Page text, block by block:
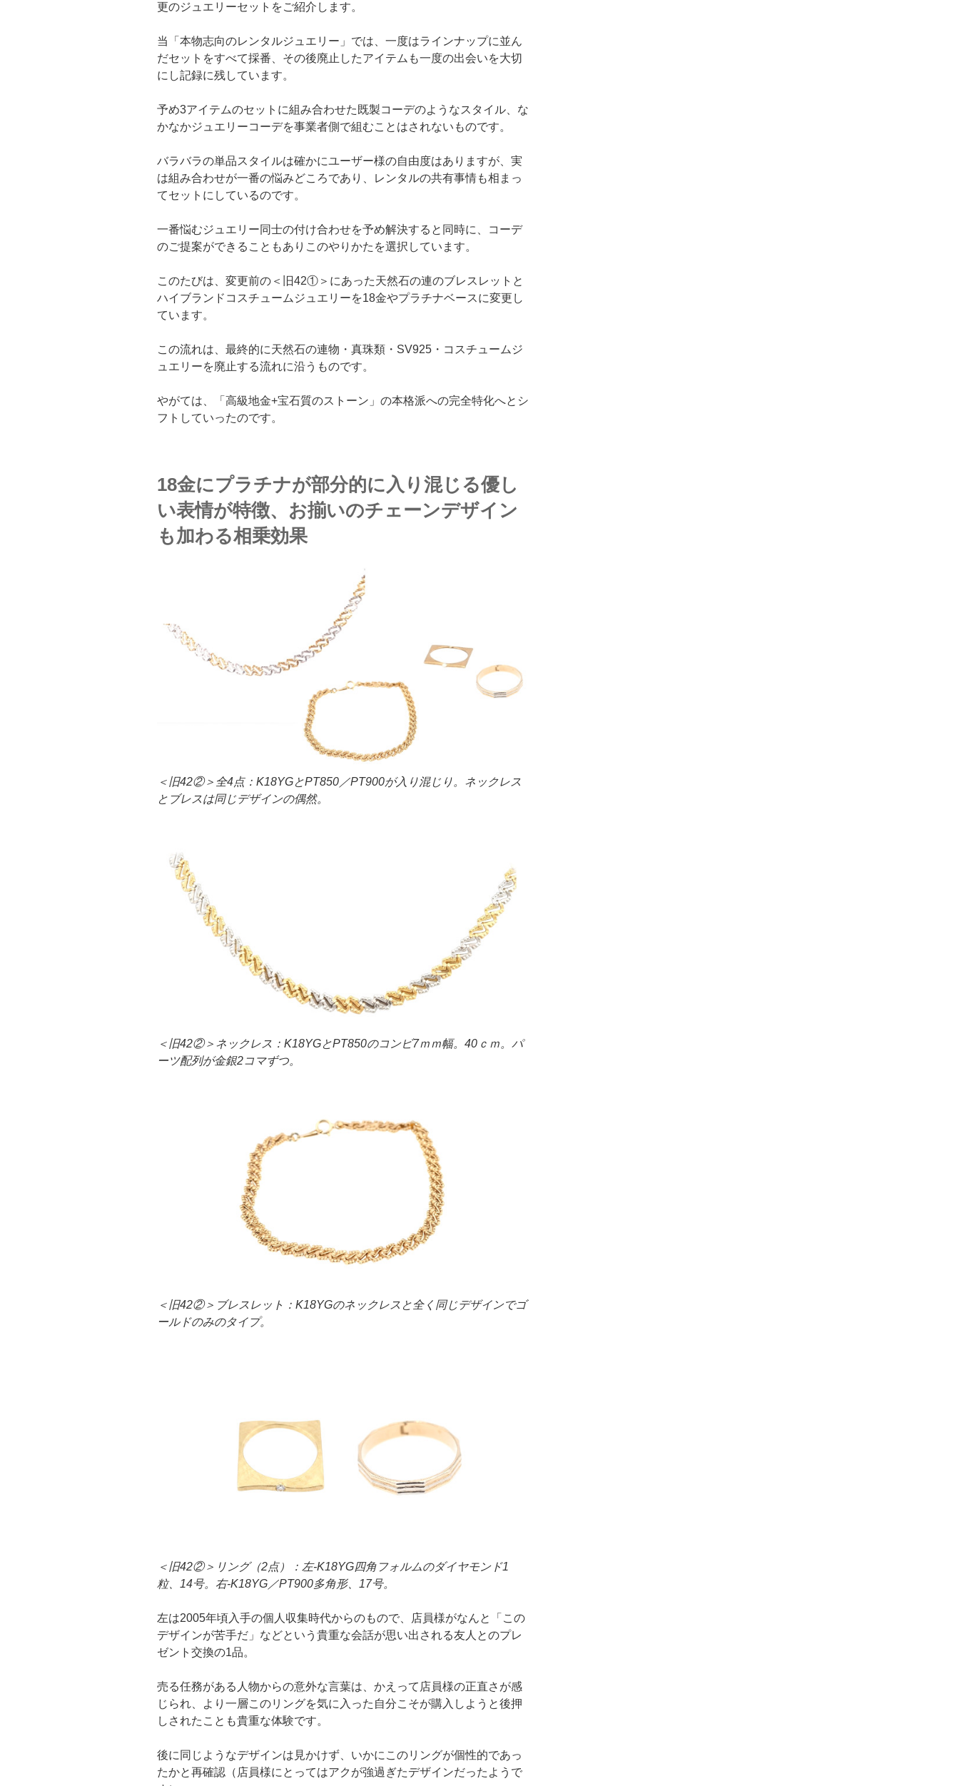
更のジュエリーセットをご紹介します。
当「本物志向のレンタルジュエリー」では、一度はラインナップに並ん
だセットをすべて採番、その後廃止したアイテムも一度の出会いを大切
にし記録に残しています。
予め3アイテムのセットに組み合わせた既製コーデのようなスタイル、な
かなかジュエリーコーデを事業者側で組むことはされないものです。
バラバラの単品スタイルは確かにユーザー様の自由度はありますが、実
は組み合わせが一番の悩みどころであり、レンタルの共有事情も相まっ
てセットにしているのです。
一番悩むジュエリー同士の付け合わせを予め解決すると同時に、コーデ
のご提案ができることもありこのやりかたを選択しています。
このたびは、変更前の＜旧42①＞にあった天然石の連のブレスレットと
ハイブランドコスチュームジュエリーを18金やプラチナベースに変更し
ています。
この流れは、最終的に天然石の連物・真珠類・SV925・コスチュームジ
ュエリーを廃止する流れに沿うものです。
やがては、「高級地金+宝石質のストーン」の本格派への完全特化へとシ
フトしていったのです。
18金にプラチナが部分的に入り混じる優し
い表情が特徴、お揃いのチェーンデザイン
も加わる相乗効果
＜旧42②＞全4点：K18YGとPT850／PT900が入り混じり。ネックレス
とブレスは同じデザインの偶然。
＜旧42②＞ネックレス：K18YGとPT850のコンビ7ｍｍ幅。40ｃｍ。パ
ーツ配列が金銀2コマずつ。
＜旧42②＞ブレスレット：K18YGのネックレスと全く同じデザインでゴ
ールドのみのタイプ。
＜旧42②＞リング（2点）：左-K18YG四角フォルムのダイヤモンド1
粒、14号。右-K18YG／PT900多角形、17号。
左は2005年頃入手の個人収集時代からのもので、店員様がなんと「この
デザインが苦手だ」などという貴重な会話が思い出される友人とのプレ
ゼント交換の1品。
売る任務がある人物からの意外な言葉は、かえって店員様の正直さが感
じられ、より一層このリングを気に入った自分こそが購入しようと後押
しされたことも貴重な体験です。
後に同じようなデザインは見かけず、いかにこのリングが個性的であっ
たかと再確認（店員様にとってはアクが強過ぎたデザインだったようで